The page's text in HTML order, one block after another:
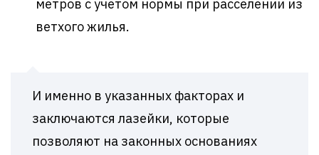
метров с учетом нормы при расселении из
ветхого жилья.
И именно в указанных факторах и
заключаются лазейки, которые
позволяют на законных основаниях